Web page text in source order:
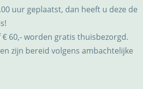
uur geplaatst, dan heeft u deze de
€ 60,- worden gratis thuisbezorgd.
zijn bereid volgens ambachtelijke